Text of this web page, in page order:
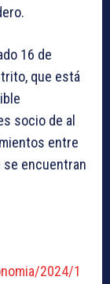
16 de
que está
socio de al
entre
se encuentran
2024/1